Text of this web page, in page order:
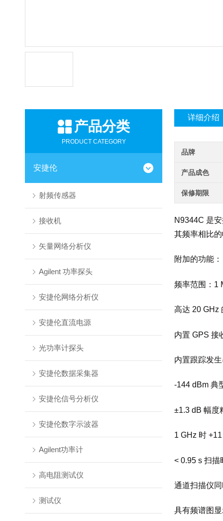
产品分类
PRODUCT CATEGORY
安捷伦
射频传感器
接收机
矢量网络分析仪
Agilent 功率探头
安捷伦网络分析仪
安捷伦直流电源
光功率计探头
安捷伦数据采集器
安捷伦信号分析仪
安捷伦数字示波器
Agilent功率计
高电阻测试仪
测试仪
详细介绍
品牌
产品成色
保修期限
N9344C 是
其频率相比
附加的功能：
频率范围：1
高达 20 GHz
内置 GPS 接
内置跟踪发
-144 dBm 典
±1.3 dB 幅度
1 GHz 时
< 0.95 s 扫描
通道扫描仪
具有频谱图